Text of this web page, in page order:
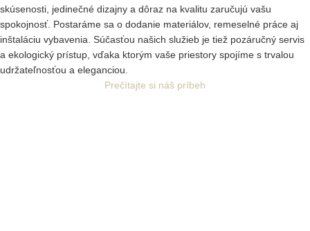
skúsenosti, jedinečné dizajny a dôraz na kvalitu zaručujú vašu
spokojnosť. Postaráme sa o dodanie materiálov, remeselné práce aj
inštaláciu vybavenia. Súčasťou našich služieb je tiež pozáručný servis
a ekologický prístup, vďaka ktorým vaše priestory spojíme s trvalou
udržateľnosťou a eleganciou.
Prečítajte si náš príbeh